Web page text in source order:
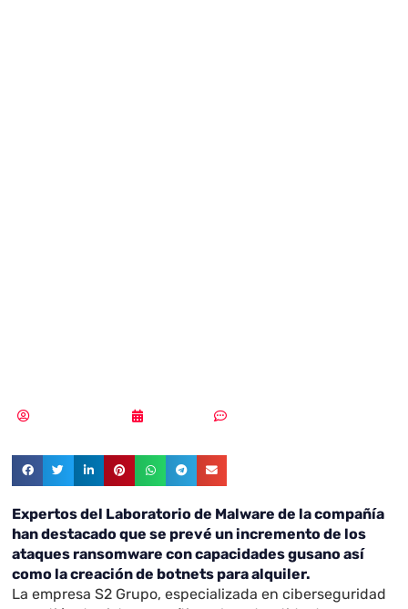
Expertos del Laboratorio de Malware de la compañía
han destacado que se prevé un incremento de los
ataques ransomware con capacidades gusano así
como la creación de botnets para alquiler.
La empresa S2 Grupo, especializada en ciberseguridad